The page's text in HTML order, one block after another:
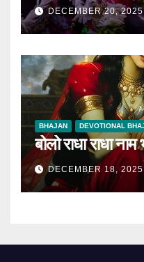
DECEMBER 20, 2025
BHAJAN DEVOTIONAL
बोलो राधा राधा
DECEMBER 18, 2025